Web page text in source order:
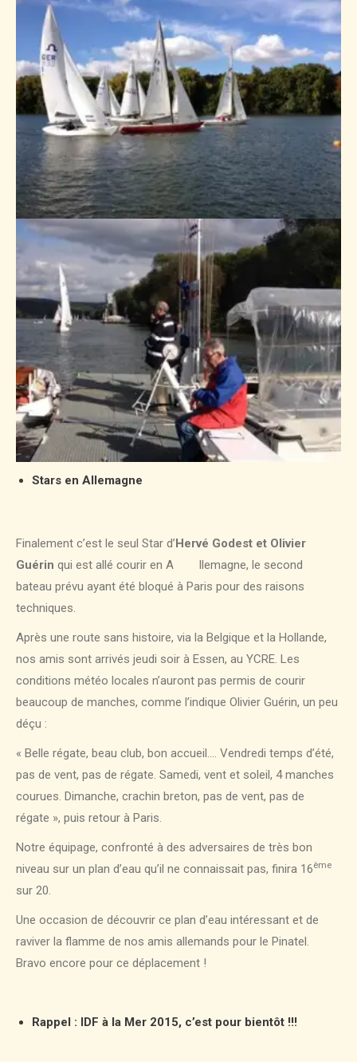
Stars en Allemagne
Finalement c’est le seul Star d’Hervé Godest et Olivier
Guérin qui est allé courir en A llemagne, le second
bateau prévu ayant été bloqué à Paris pour des raisons
techniques.
Après une route sans histoire, via la Belgique et la Hollande,
nos amis sont arrivés jeudi soir à Essen, au YCRE. Les
conditions météo locales n’auront pas permis de courir
beaucoup de manches, comme l’indique Olivier Guérin, un peu
déçu :
« Belle régate, beau club, bon accueil…. Vendredi temps d’été,
pas de vent, pas de régate. Samedi, vent et soleil, 4 manches
courues. Dimanche, crachin breton, pas de vent, pas de
régate », puis retour à Paris.
Notre équipage, confronté à des adversaires de très bon
niveau sur un plan d’eau qu’il ne connaissait pas, finira 16ème
sur 20.
Une occasion de découvrir ce plan d’eau intéressant et de
raviver la flamme de nos amis allemands pour le Pinatel.
Bravo encore pour ce déplacement !
Rappel : IDF à la Mer 2015, c’est pour bientôt !!!